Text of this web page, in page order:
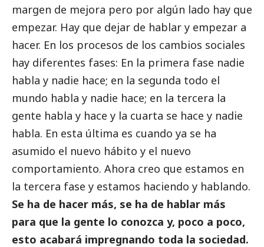
margen de mejora pero por algún lado hay que
empezar. Hay que dejar de hablar y empezar a
hacer. En los procesos de los cambios sociales
hay diferentes fases: En la primera fase nadie
habla y nadie hace; en la segunda todo el
mundo habla y nadie hace; en la tercera la
gente habla y hace y la cuarta se hace y nadie
habla. En esta última es cuando ya se ha
asumido el nuevo hábito y el nuevo
comportamiento. Ahora creo que estamos en
la tercera fase y estamos haciendo y hablando.
Se ha de hacer más, se ha de hablar más
para que la gente lo conozca y, poco a poco,
esto acabará impregnando toda la sociedad.